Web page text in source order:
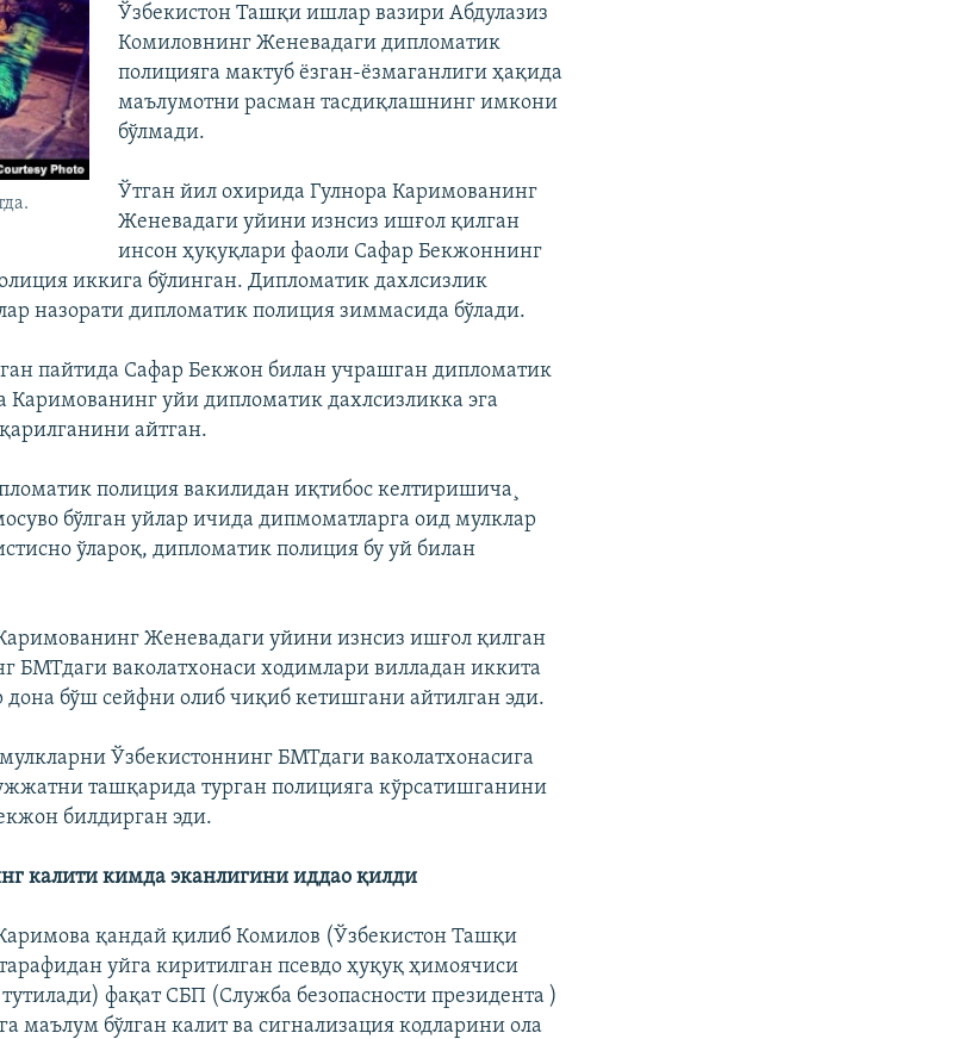
Ўзбекистон Ташқи ишлар вазири Абдулазиз
Комиловнинг Женевадаги дипломатик
полицияга мактуб ëзган-ëзмаганлиги ҳақида
маълумотни расман тасдиқлашнинг имкони
бўлмади.
Ўтган йил охирида Гулнора Каримованинг
Женевадаги уйини изнсиз ишғол қилган
инсон ҳуқуқлари фаоли Сафар Бекжоннинг
иккига бўлинган. Дипломатик дахлсизлик
назорати дипломатик полиция зиммасида бўлади.
пайтида Сафар Бекжон билан учрашган дипломатик
Каримованинг уйи дипломатик дахлсизликка эга
айтган.
полиция вакилидан иқтибос келтиришича¸
бўлган уйлар ичида дипмоматларга оид мулклар
ўлароқ, дипломатик полиция бу уй билан
Женевадаги уйини изнсиз ишғол қилган
БМТдаги ваколатхонаси ходимлари вилладан иккита
дона бўш сейфни олиб чиқиб кетишгани айтилган эди.
Ўзбекистоннинг БМТдаги ваколатхонасига
ташқарида турган полицияга кўрсатишганини
билдирган эди.
калити кимда эканлигини иддао қилди
қандай қилиб Комилов (Ўзбекистон Ташқи
уйга киритилган псевдо ҳуқуқ ҳимоячиси
фақат СБП (Служба безопаcности президента )
маълум бўлган калит ва сигнализация кодларини ола